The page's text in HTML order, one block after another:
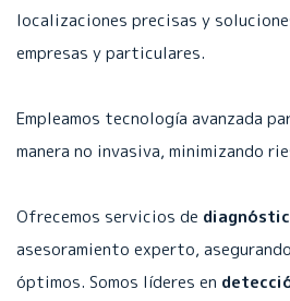
localizaciones precisas y
empresas y particulares.
Empleamos tecnología avanzada
manera no invasiva, minimizando
Ofrecemos servicios de
asesoramiento experto,
óptimos. Somos líderes en